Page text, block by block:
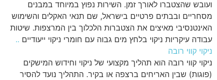
ועובש שהצטברו לאורך זמן. השירות נפוץ במיוחד במבנים
מסחריים ובבתים פרטיים בישראל, שם תנאי האקלים והשימוש
האינטנסיבי מאיצים את הצטברות הלכלוך בין המרצפות. שיטות
עבודה עיקריות ניקוי בלחץ מים גבוה עם חומרי ניקוי ייעודיים ..
ניקוי קווי רובה
ניקוי קווי רובה הוא תהליך מקצועי של ניקוי וחידוש המישקים
(פוגות) שבין האריחים ברצפה או בקיר. התהליך נועד להסיר